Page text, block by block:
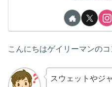
こんにちはゲイリーマンのコ
スウェットやジ